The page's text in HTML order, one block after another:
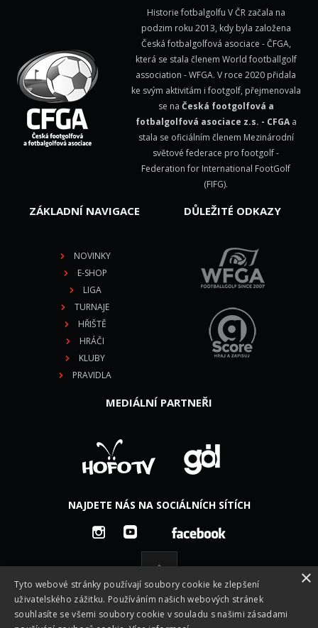
Historie fotbalgolfu V ČR začala na
podzim roku 2013, kdy byla založena
Česká fotbalgolfová asociace - ČFGA,
která se stala členem World footballgolf
association - WFGA. V roce 2020 přidala
ke svým aktivitám i footgolf, přejmenovala
se na Česká footgolfová a
fotbalgolfová asociace z.s. - CFGAa
stala se oficiálním členem Mezinárodní
světové federace pro footgolf -
Federation for International FootGolf
(FIFG).
ZÁKLADNÍ NAVIGACE
NOVINKY
E-SHOP
LIGA
TURNAJE
HŘIŠTĚ
HRÁČI
KLUBY
PRAVIDLA
DŮLEŽITÉ ODKAZY
MEDIÁLNÍ PARTNEŘI
NAJDETE NÁS NA SOCIÁLNÍCH SÍTÍCH
×
Tyto webové stránky používají soubory cookie ke zlepšení
uživatelského zážitku. Používáním našich webových stránek
souhlasíte se všemi soubory cookie v souladu s našimi zásadami